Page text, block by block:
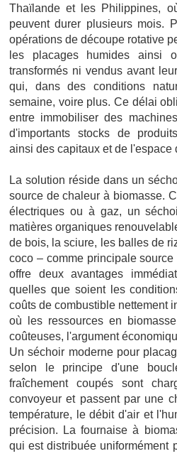
Thaïlande et les Philippines,
peuvent durer plusieurs mois.
opérations de découpe rotative
les placages humides ainsi
transformés ni vendus avant
qui, dans des conditions
semaine, voire plus. Ce délai
entre immobiliser des
d'importants stocks de
ainsi des capitaux et de l'espace
La solution réside dans un
source de chaleur à biomasse.
électriques ou à gaz, un
matières organiques
de bois, la sciure, les balles de
coco – comme principale
offre deux avantages
quelles que soient les
coûts de combustible nettement
où les ressources en
coûteuses, l'argument
Un séchoir moderne pour
selon le principe d'une
fraîchement coupés sont
convoyeur et passent par une
température, le débit d'air et
précision. La fournaise à
qui est distribuée uniformément